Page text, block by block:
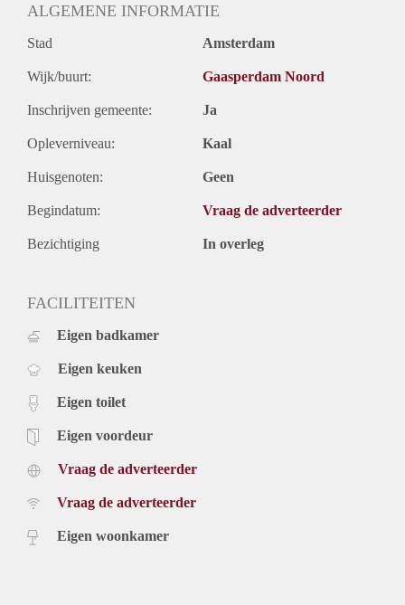
ALGEMENE INFORMATIE
Stad Amsterdam
Wijk/buurt: Gaasperdam Noord
Inschrijven gemeente: Ja
Opleverniveau: Kaal
Huisgenoten: Geen
Begindatum: Vraag de adverteerder
Bezichtiging In overleg
FACILITEITEN
Eigen badkamer
Eigen keuken
Eigen toilet
Eigen voordeur
Vraag de adverteerder
Vraag de adverteerder
Eigen woonkamer